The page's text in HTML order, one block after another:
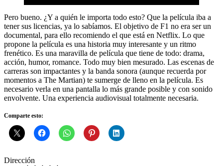
Pero bueno. ¿Y a quién le importa todo esto? Que la película iba a
tener sus licencias, ya lo sabíamos. El objetivo de F1 no era ser un
documental, para ello recomiendo el que está en Netflix. Lo que
propone la película es una historia muy interesante y un ritmo
frenético. Es una maravilla de película que tiene de todo: drama,
acción, humor, romance. Todo muy bien mesurado. Las escenas de
carreras son impactantes y la banda sonora (aunque recuerda por
momentos a The Martian) te sumerge de lleno en la película. Es
necesario verla en una pantalla lo más grande posible y con sonido
envolvente. Una experiencia audiovisual totalmente necesaria.
Comparte esto:
Dirección